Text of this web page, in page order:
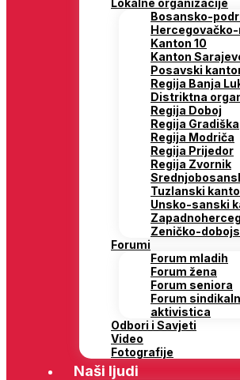
Lokalne organizacije
Bosansko-
Kanton 10
Kanton
Posavski
Regija Banja
Distriktna
Regija Doboj
Regija Gradiška
Regija Modriča
Regija Prijedor
Regija Zvornik
Tuzlanski
Unsko-sanski
Zeničko-
Forumi
Forum mladih
Forum žena
Forum seniora
Forum
aktivistica
Odbori i Savjeti
Video
Fotografije
Naši ljudi